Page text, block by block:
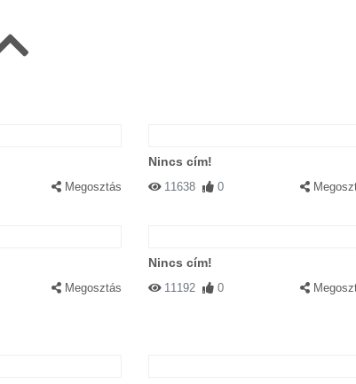
Megosztás
Nincs cím!
11638 0
Megosztás
Nincs cím!
11192 0